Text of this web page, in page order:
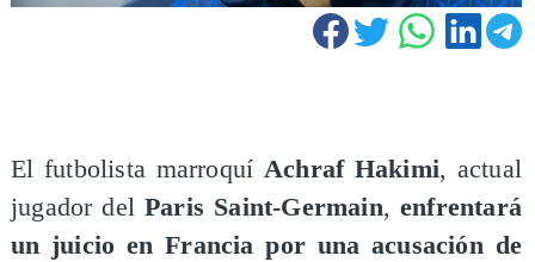
El futbolista marroquí Achraf Hakimi, actual
jugador delParis Saint-Germain,enfrentará
un juicio en Francia por una acusación de